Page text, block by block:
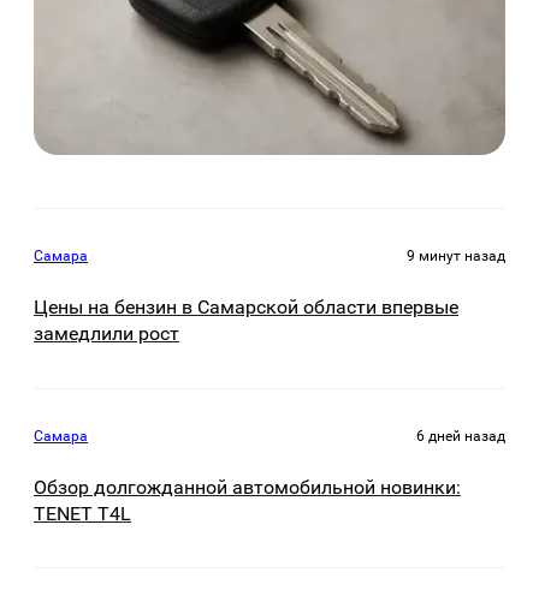
Самара 9 минут назад
Цены на бензин в Самарской области впервые
замедлили рост
Самара 6 дней назад
Обзор долгожданной автомобильной новинки:
TENET Т4L